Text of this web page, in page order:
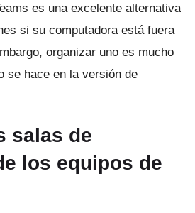
es una excelente alternativa
si su computadora está fuera
organizar uno es mucho
se hace en la versión de
salas de
los equipos de